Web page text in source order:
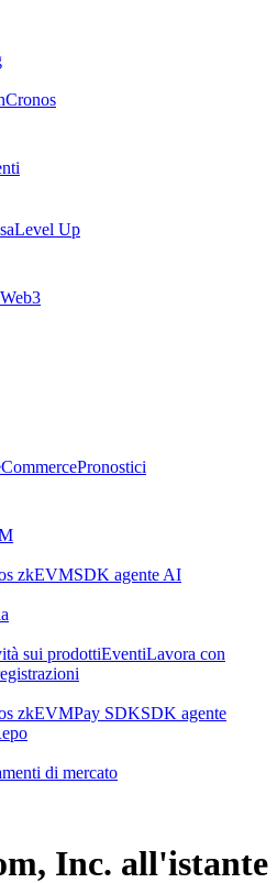
Cronos
Level Up
Pronostici
zkEVMSDK agente AI
sui prodottiEventiLavora con
zkEVMPay SDKSDK agente
di mercato
Inc. all'istante